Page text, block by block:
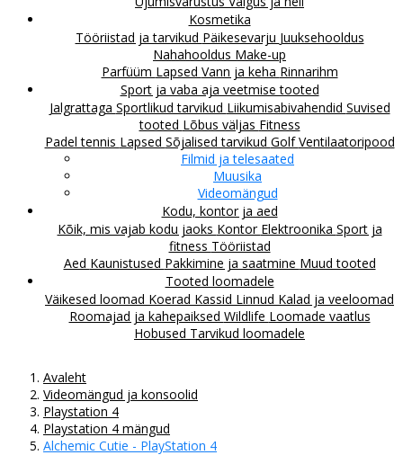
Kosmetika
Tööriistad ja tarvikud Päikesevarju Juuksehooldus
Nahahooldus Make-up
Parfüüm Lapsed Vann ja keha Rinnarihm
Sport ja vaba aja veetmise tooted
Jalgrattaga Sportlikud tarvikud Liikumisabivahendid Suvised
tooted Lõbus väljas Fitness
Padel tennis Lapsed Sõjalised tarvikud GolfVentilaatoripood
Filmid ja telesaated
Muusika
Videomängud
Kodu, kontor ja aed
Kõik, mis vajab kodu jaoks Kontor Elektroonika Sport ja
fitness Tööriistad
Aed Kaunistused Pakkimine ja saatmine Muud tooted
Tooted loomadele
Väikesed loomad Koerad Kassid Linnud Kalad ja veeloomad
Roomajad ja kahepaiksed Wildlife Loomade vaatlus
Hobused Tarvikud loomadele
Avaleht
Videomängud ja konsoolid
Playstation 4
Playstation 4 mängud
Alchemic Cutie - PlayStation 4